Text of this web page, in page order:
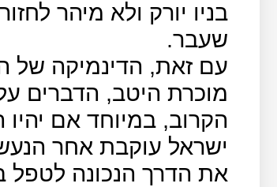
בניו יורק ולא מיהר
שעבר.
עם זאת, הדינמיקה של
מוכרת היטב, הדברים
הקרוב, במיוחד אם יהיו
ישראל עוקבת אחר
את הדרך הנכונה לטפל